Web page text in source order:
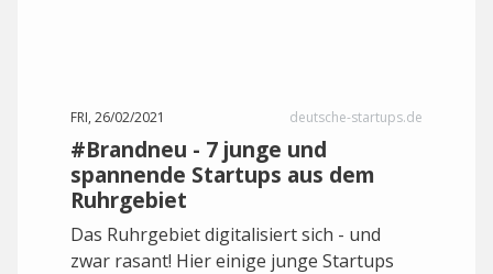
FRI, 26/02/2021 deutsche-startups.de
#Brandneu - 7 junge und
spannende Startups aus dem
Ruhrgebiet
Das Ruhrgebiet digitalisiert sich - und
zwar rasant! Hier einige junge Startups